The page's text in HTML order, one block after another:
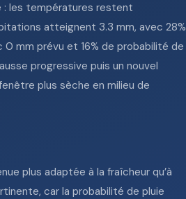
: les températures restent
atteignent 3.3 mm, avec 28%
mm prévu et 16% de probabilité de
progressive puis un nouvel
plus sèche en milieu de
plus adaptée à la fraîcheur qu’à
car la probabilité de pluie